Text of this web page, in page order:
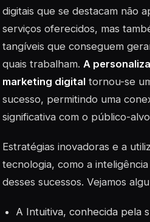
digitais que se destacam não
serviços oferecidos, mas
tangíveis que conseguem
quais trabalham. A
marketing digital tornou-se
sucesso, permitindo uma
significativa com o público-
Estratégias inovadoras e a
tecnologia, como a
desses sucessos. Vejamos
A Intuitiva, conhecida pela